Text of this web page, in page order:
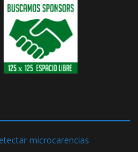
microcarencias